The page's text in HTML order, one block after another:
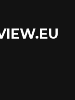
немодная